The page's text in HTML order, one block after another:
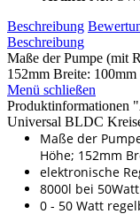
Beschreibung
Beschreibung
Maße der Pumpe (mit
152mm Breite: 100mm
Menü schließen
Produktinformationen
Universal BLDC
Maße der
Höhe; 152mm
elektronische
8000l bei 50Watt
0 - 50 Watt